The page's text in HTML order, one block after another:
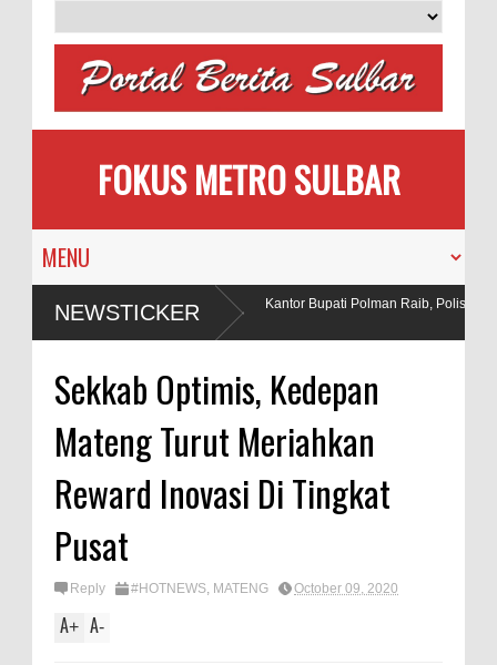
FOKUS METRO SULBAR
NEWSTICKERPuluhan AC Kantor Bupati Polman Raib, Polisi
Penadah
Sekkab Optimis, Kedepan
Mateng Turut Meriahkan
Reward Inovasi Di Tingkat
Pusat
Reply #HOTNEWS, MATENG October 09, 2020
A+ A-